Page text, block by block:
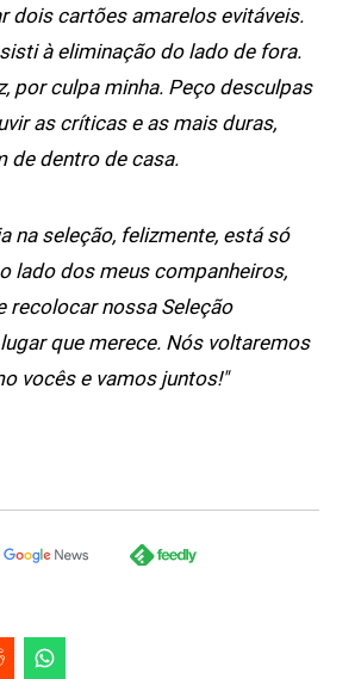
dois cartões amarelos evitáveis.
à eliminação do lado de fora.
por culpa minha. Peço desculpas
as críticas e as mais duras,
de dentro de casa.
na seleção, felizmente, está só
lado dos meus companheiros,
recolocar nossa Seleção
que merece. Nós voltaremos
vocês e vamos juntos!"